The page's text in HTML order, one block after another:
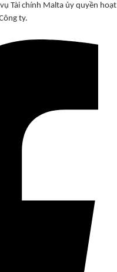
Tài chính Malta ủy quyền hoạt
ty.